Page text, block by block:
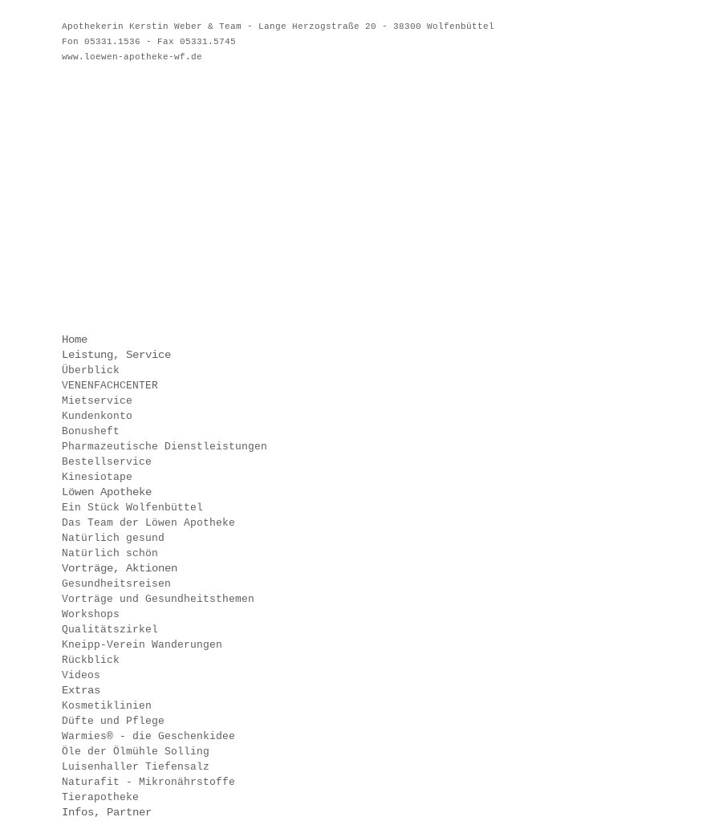
Apothekerin Kerstin Weber & Team - Lange Herzogstraße 20 - 38300 Wolfenbüttel
Fon 05331.1536 - Fax 05331.5745
www.loewen-apotheke-wf.de
Home
Leistung, Service
Überblick
VENENFACHCENTER
Mietservice
Kundenkonto
Bonusheft
Pharmazeutische Dienstleistungen
Bestellservice
Kinesiotape
Löwen Apotheke
Ein Stück Wolfenbüttel
Das Team der Löwen Apotheke
Natürlich gesund
Natürlich schön
Vorträge, Aktionen
Gesundheitsreisen
Vorträge und Gesundheitsthemen
Workshops
Qualitätszirkel
Kneipp-Verein Wanderungen
Rückblick
Videos
Extras
Kosmetiklinien
Düfte und Pflege
Warmies® - die Geschenkidee
Öle der Ölmühle Solling
Luisenhaller Tiefensalz
Naturafit - Mikronährstoffe
Tierapotheke
Infos, Partner